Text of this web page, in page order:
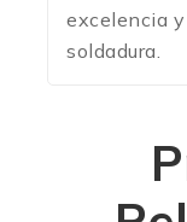
excelencia
soldadura.